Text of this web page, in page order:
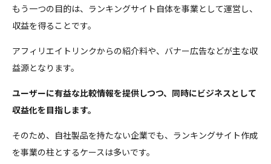
もう一つの目的は、ランキングサイト自体を事業として運営し、
収益を得ることです。
アフィリエイトリンクからの紹介料や、バナー広告などが主な収
益源となります。
ユーザーに有益な比較情報を提供しつつ、同時にビジネスとして
収益化を目指します。
そのため、自社製品を持たない企業でも、ランキングサイト作成
を事業の柱とするケースは多いです。